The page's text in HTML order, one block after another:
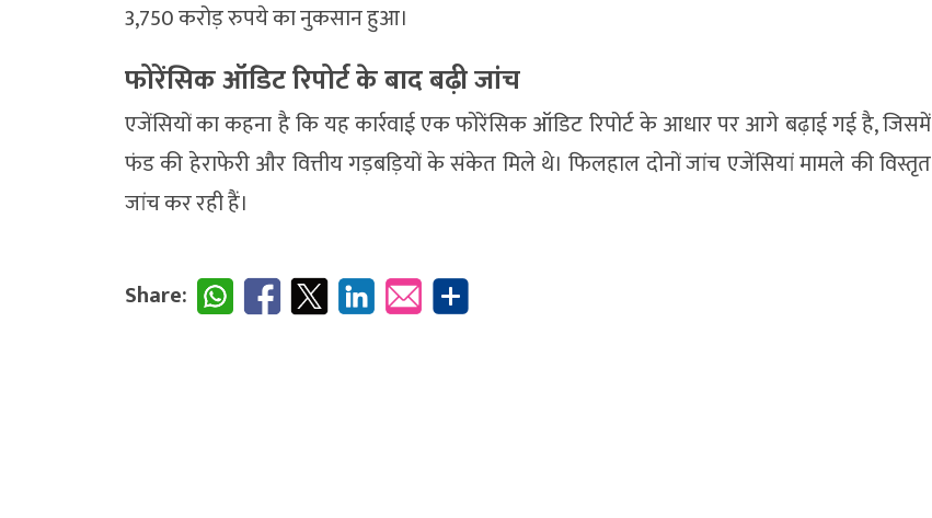
3,750 करोड़ रुपये का नुकसान हुआ।
फोरेंसिक ऑडिट रिपोर्ट के बाद बढ़ी जांच
एजेंसियों का कहना है कि यह कार्रवाई एक फोरेंसिक ऑडिट रिपोर्ट के आधार पर आगे बढ़ाई गई है, जिसमें
फंड की हेराफेरी और वित्तीय गड़बड़ियों के संकेत मिले थे। फिलहाल दोनों जांच एजेंसियां मामले की विस्तृत
जांच कर रही हैं।
Share: